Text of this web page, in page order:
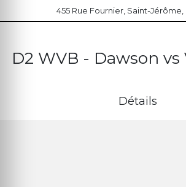
455 Rue Fournier, Saint-Jérôme,
D2 WVB - Dawson vs
Détails